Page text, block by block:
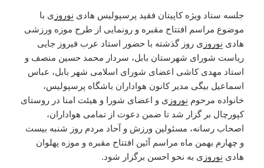
جلسه ستاد ویژه کاپیتان فقید پرسپولیس هادی نوروز ی با
موضوع مراسم افتتاح مقبره و رونمایی از طرح موزه ورزشی
هادی نوروز ی روز گذشته با حضور استاد عرب فیروز جایی
ریاست شورای شهرستان بابل، سردار محمد حسین منصف و
استاد مهدی کاشی اعضای شورای اسلامی شهر بابل، عباس
اسماعیل بیگی مدیر کانون هواداران باشگاه پرسپولیس،
خانواده مرحوم نوروز ی و اعضای شورا و هیئت امنا در روستای
کپورچال بر گزار شد تا ضمن دعوت از تمامی هواداران،
اصحاب رسانه، مسئولین ورزش و آحاد مردم روز شنبه بیست
و چهارم بهمن ماه مراسم آئین افتتاح مقبره و موزه پهلوان
هادی نوروز ی به نحو احسن برگزار شود.